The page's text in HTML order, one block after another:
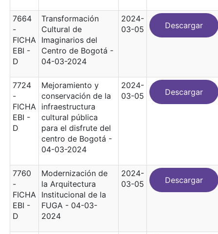
7664
-
FICHA
EBI -
D
Transformación
Cultural de
Imaginarios del
Centro de Bogotá -
04-03-2024
2024-
03-05
Descargar
7724
-
FICHA
EBI -
D
Mejoramiento y
conservación de la
infraestructura
cultural pública
para el disfrute del
centro de Bogotá -
04-03-2024
2024-
03-05
Descargar
7760
-
FICHA
EBI -
D
Modernización de
la Arquitectura
Institucional de la
FUGA - 04-03-
2024
2024-
03-05
Descargar